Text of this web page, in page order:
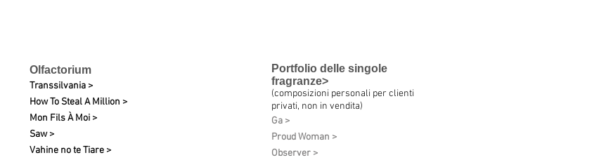
Olfactorium
Transsilvania >
How To Steal A Million >
Mon Fils À Moi >
Saw >
Vahine no te Tiare >
Portfolio delle singole
fragranze>
(composizioni personali per clienti
privati, non in vendita)
Ga >
Proud Woman >
Observer >